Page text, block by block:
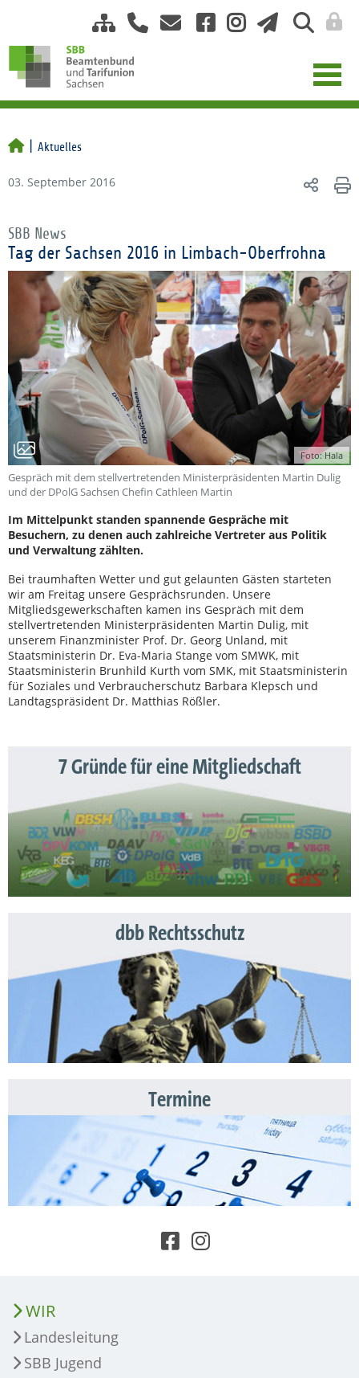
Aktuelles
03. September 2016
SBB News
Tag der Sachsen 2016 in Limbach-Oberfrohna
Foto: Hala
Gespräch mit dem stellvertretenden Ministerpräsidenten Martin Dulig
und der DPolG Sachsen Chefin Cathleen Martin
Im Mittelpunkt standen spannende Gespräche mit
Besuchern, zu denen auch zahlreiche Vertreter aus Politik
und Verwaltung zählten.
Bei traumhaften Wetter und gut gelaunten Gästen starteten
wir am Freitag unsere Gesprächsrunden. Unsere
Mitgliedsgewerkschaften kamen ins Gespräch mit dem
stellvertretenden Ministerpräsidenten Martin Dulig, mit
unserem Finanzminister Prof. Dr. Georg Unland, mit
Staatsministerin Dr. Eva-Maria Stange vom SMWK, mit
Staatsministerin Brunhild Kurth vom SMK, mit Staatsministerin
für Soziales und Verbraucherschutz Barbara Klepsch und
Landtagspräsident Dr. Matthias Rößler.
7 Gründe für eine Mitgliedschaft
dbb Rechtsschutz
Termine
WIR
Landesleitung
SBB Jugend